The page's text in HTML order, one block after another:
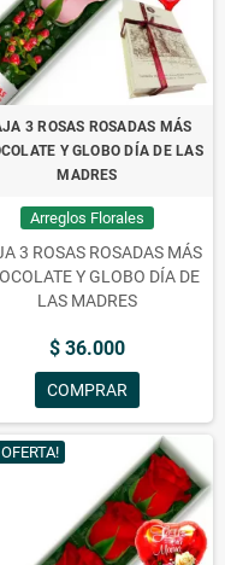
3 ROSAS ROSADAS MÁS
Y GLOBO DÍA DE LAS
MADRES
Arreglos Florales
3 ROSAS ROSADAS MÁS
Y GLOBO DÍA DE
LAS MADRES
$ 36.000
COMPRAR
OFERTA!